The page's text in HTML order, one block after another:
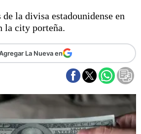
Escenario Olímpico
Liga del Sur
Fútbol
Cines
Economía y finanzas
Con el campo
la divisa estadounidense en
la city porteña.
La Nueva en